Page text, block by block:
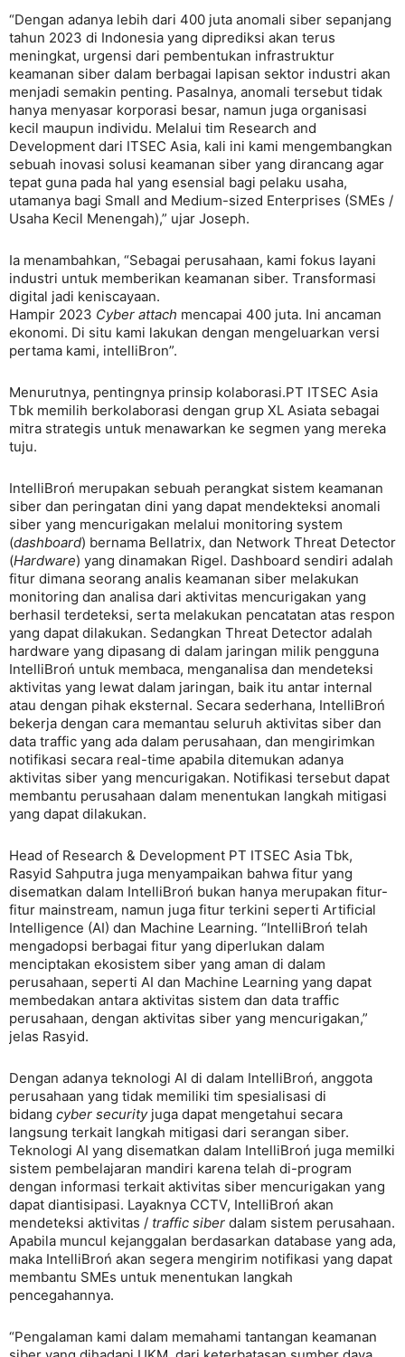
“Dengan adanya lebih dari 400 juta anomali siber sepanjang
tahun 2023 di Indonesia yang diprediksi akan terus
meningkat, urgensi dari pembentukan infrastruktur
keamanan siber dalam berbagai lapisan sektor industri akan
menjadi semakin penting. Pasalnya, anomali tersebut tidak
hanya menyasar korporasi besar, namun juga organisasi
kecil maupun individu. Melalui tim Research and
Development dari ITSEC Asia, kali ini kami mengembangkan
sebuah inovasi solusi keamanan siber yang dirancang agar
tepat guna pada hal yang esensial bagi pelaku usaha,
utamanya bagi Small and Medium-sized Enterprises (SMEs /
Usaha Kecil Menengah),” ujar Joseph.
Ia menambahkan, “Sebagai perusahaan, kami fokus layani
industri untuk memberikan keamanan siber. Transformasi
digital jadi keniscayaan.
Hampir 2023 Cyber attach mencapai 400 juta. Ini ancaman
ekonomi. Di situ kami lakukan dengan mengeluarkan versi
pertama kami, intelliBron”.
Menurutnya, pentingnya prinsip kolaborasi.PT ITSEC Asia
Tbk memilih berkolaborasi dengan grup XL Asiata sebagai
mitra strategis untuk menawarkan ke segmen yang mereka
tuju.
IntelliBroń merupakan sebuah perangkat sistem keamanan
siber dan peringatan dini yang dapat mendekteksi anomali
siber yang mencurigakan melalui monitoring system
(dashboard) bernama Bellatrix, dan Network Threat Detector
(Hardware) yang dinamakan Rigel. Dashboard sendiri adalah
fitur dimana seorang analis keamanan siber melakukan
monitoring dan analisa dari aktivitas mencurigakan yang
berhasil terdeteksi, serta melakukan pencatatan atas respon
yang dapat dilakukan. Sedangkan Threat Detector adalah
hardware yang dipasang di dalam jaringan milik pengguna
IntelliBroń untuk membaca, menganalisa dan mendeteksi
aktivitas yang lewat dalam jaringan, baik itu antar internal
atau dengan pihak eksternal. Secara sederhana, IntelliBroń
bekerja dengan cara memantau seluruh aktivitas siber dan
data traffic yang ada dalam perusahaan, dan mengirimkan
notifikasi secara real-time apabila ditemukan adanya
aktivitas siber yang mencurigakan. Notifikasi tersebut dapat
membantu perusahaan dalam menentukan langkah mitigasi
yang dapat dilakukan.
Head of Research & Development PT ITSEC Asia Tbk,
Rasyid Sahputra juga menyampaikan bahwa fitur yang
disematkan dalam IntelliBroń bukan hanya merupakan fitur-
fitur mainstream, namun juga fitur terkini seperti Artificial
Intelligence (AI) dan Machine Learning. “IntelliBroń telah
mengadopsi berbagai fitur yang diperlukan dalam
menciptakan ekosistem siber yang aman di dalam
perusahaan, seperti AI dan Machine Learning yang dapat
membedakan antara aktivitas sistem dan data traffic
perusahaan, dengan aktivitas siber yang mencurigakan,”
jelas Rasyid.
Dengan adanya teknologi AI di dalam IntelliBroń, anggota
perusahaan yang tidak memiliki tim spesialisasi di
bidang cyber securityjuga dapat mengetahui secara
langsung terkait langkah mitigasi dari serangan siber.
Teknologi AI yang disematkan dalam IntelliBroń juga memilki
sistem pembelajaran mandiri karena telah di-program
dengan informasi terkait aktivitas siber mencurigakan yang
dapat diantisipasi. Layaknya CCTV, IntelliBroń akan
mendeteksi aktivitas / traffic siber dalam sistem perusahaan.
Apabila muncul kejanggalan berdasarkan database yang ada,
maka IntelliBroń akan segera mengirim notifikasi yang dapat
membantu SMEs untuk menentukan langkah
pencegahannya.
“Pengalaman kami dalam memahami tantangan keamanan